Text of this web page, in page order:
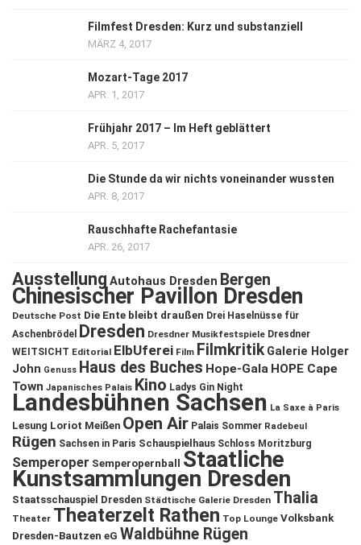
Filmfest Dresden: Kurz und substanziell
MÄRZ 4, 2017
Mozart-Tage 2017
APR. 1, 2017
Frühjahr 2017 – Im Heft geblättert
APR. 5, 2017
Die Stunde da wir nichts voneinander wussten
APR. 8, 2017
Rauschhafte Rachefantasie
APR. 26, 2017
Ausstellung Autohaus Dresden Bergen
Chinesischer Pavillon Dresden
Deutsche Post Die Ente bleibt draußen Drei Haselnüsse für
Aschenbrödel
Dresden Dresdner Musikfestspiele Dresdner
WEITSICHT Editorial ElbUferei Film Filmkritik Galerie Holger
John Genuss Haus des Buches Hope-Gala HOPE Cape
Town Japanisches Palais Kino Ladys Gin Night
Landesbühnen Sachsen La Saxe à Paris
Lesung Loriot Meißen Open Air Palais Sommer Radebeul
Rügen Sachsen in Paris Schauspielhaus Schloss Moritzburg
Semperoper Semperopernball Staatliche
Kunstsammlungen Dresden
Staatsschauspiel Dresden Städtische Galerie Dresden Thalia
Theater Theaterzelt Rathen Top Lounge Volksbank
Dresden-Bautzen eG Waldbühne Rügen